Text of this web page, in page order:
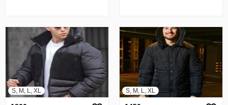
S, M, L, XL S, M, L, XL